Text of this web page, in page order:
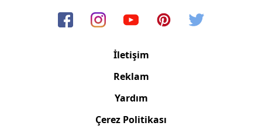
İletişim
Reklam
Yardım
Çerez Politikası